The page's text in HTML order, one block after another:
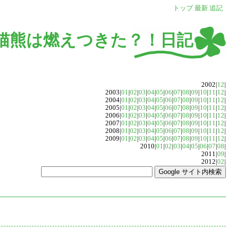
トップ 最新 追記
熊は燃えつきた？！日記
2002|12|
2003|01|02|03|04|05|06|07|08|09|10|11|12|
2004|01|02|03|04|05|06|07|08|09|10|11|12|
2005|01|02|03|04|05|06|07|08|09|10|11|12|
2006|01|02|03|04|05|06|07|08|09|10|11|12|
2007|01|02|03|04|05|06|07|08|09|10|11|12|
2008|01|02|03|04|05|06|07|08|09|10|11|12|
2009|01|02|03|04|05|06|07|08|09|10|11|12|
2010|01|02|03|04|05|06|07|08|
2011|09|
2012|02|